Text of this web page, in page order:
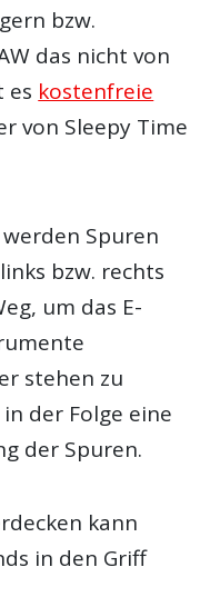
bzw.
das nicht von
es kostenfreie
von Sleepy Time
Spuren
bzw. rechts
um das E-
stehen zu
der Folge eine
der Spuren.
kann
in den Griff